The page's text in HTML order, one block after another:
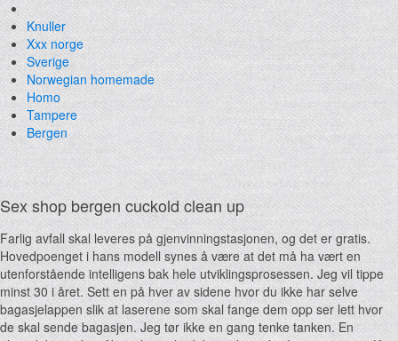
Knuller
Xxx norge
Sverige
Norwegian homemade
Homo
Tampere
Bergen
Sex shop bergen cuckold clean up
Farlig avfall skal leveres på gjenvinningstasjonen, og det er gratis.
Hovedpoenget i hans modell synes å være at det må ha vært en
utenforstående intelligens bak hele utviklingsprosessen. Jeg vil tippe
minst 30 i året. Sett en på hver av sidene hvor du ikke har selve
bagasjelappen slik at laserene som skal fange dem opp ser lett hvor
de skal sende bagasjen. Jeg tør ikke en gang tenke tanken. En